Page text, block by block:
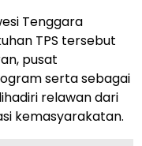
Tenggara
TPS tersebut
pusat
serta sebagai
relawan dari
kemasyarakatan.